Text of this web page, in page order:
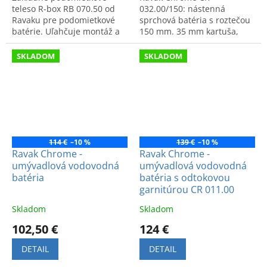
teleso R-box RB 070.50 od
Ravaku pre podomietkové
batérie. Uľahčuje montáž a
zaručuje kvalitu inštalácie v
kúpeľni.
032.00/150: nástenná
sprchová batéria s roztečou
150 mm. 35 mm kartuša,
záruka 5 rokov. Moderný
dizajn a overená kvalita.
SKLADOM
114 € –10 %
Ravak Chrome -
umývadlová vodovodná
batéria
Skladom
102,50 €
DETAIL
SKLADOM
139 € –10 %
Ravak Chrome -
umývadlová vodovodná
batéria s odtokovou
garnitúrou CR 011.00
Skladom
124 €
DETAIL